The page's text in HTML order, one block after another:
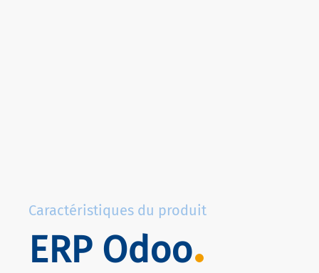
Caractéristiques du produit
ERP Odoo